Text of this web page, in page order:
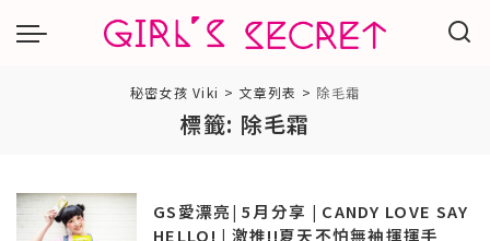
秘密女孩 Viki > 文章列表 > 除毛霜
標籤: 除毛霜
GS愛漂亮| 5月分享 | CANDY LOVE SAY
HELLO! | 激推!!夏天不怕無袖揮揮手